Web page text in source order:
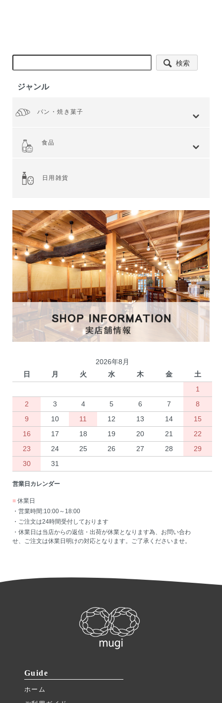
検索
ジャンル
パン・焼き菓子
食品
日用雑貨
2026年8月
日
月 火 水 木 金
土
1
2
3 4 5 6 7
8
9
10 11 12 13 14
15
16
17 18 19 20 21
22
23
24 25 26 27 28
29
30
31
営業日カレンダー
■ 休業日
・営業時間:10:00～18:00
・ご注文は24時間受付しております
・休業日は当店からの返信・出荷が休業となります為、お問い合わ
せ、ご注文は休業日明けの対応となります。ご了承くださいませ。
Guide
ホーム